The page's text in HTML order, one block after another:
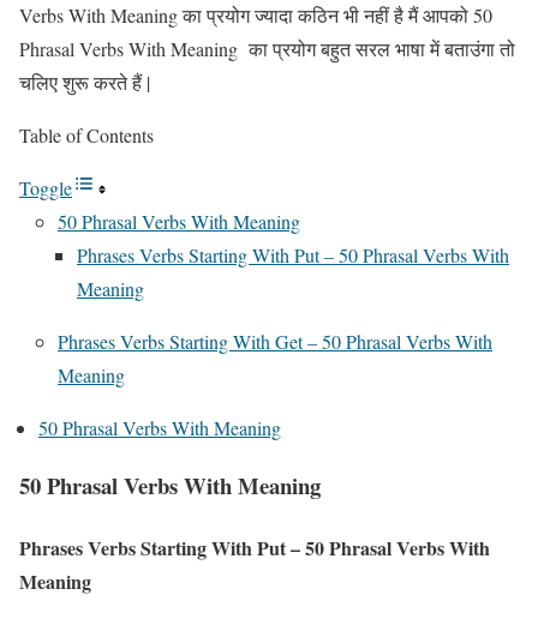
Verbs With Meaning का प्रयोग ज्यादा कठिन भी नहीं है मैं आपको 50
Phrasal Verbs With Meaning का प्रयोग बहुत सरल भाषा में बताउंगा तो
चलिए शुरू करते हैं |
Table of Contents
Toggle
50 Phrasal Verbs With Meaning
Phrases Verbs Starting With Put – 50 Phrasal Verbs With
Meaning
Phrases Verbs Starting With Get – 50 Phrasal Verbs With
Meaning
50 Phrasal Verbs With Meaning
50 Phrasal Verbs With Meaning
Phrases Verbs Starting With Put – 50 Phrasal Verbs With
Meaning